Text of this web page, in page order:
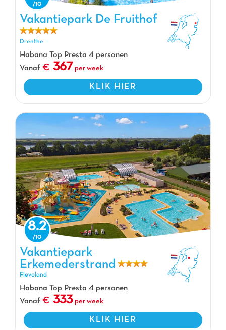
Vakantiepark De Fruithof, Vakantiepark Drenthe
Vakantiepark De Fruithof
Drenthe
Habana Top Presta 4 personen
Vanaf
367 per week
KLIK HIER
Vakantiepark Erkemederstrand, Vakantiepark Flevoland
8.2
Vakantiepark
Erkemederstrand
Flevoland
Habana Top Presta 4 personen
Vanaf
333 per week
KLIK HIER